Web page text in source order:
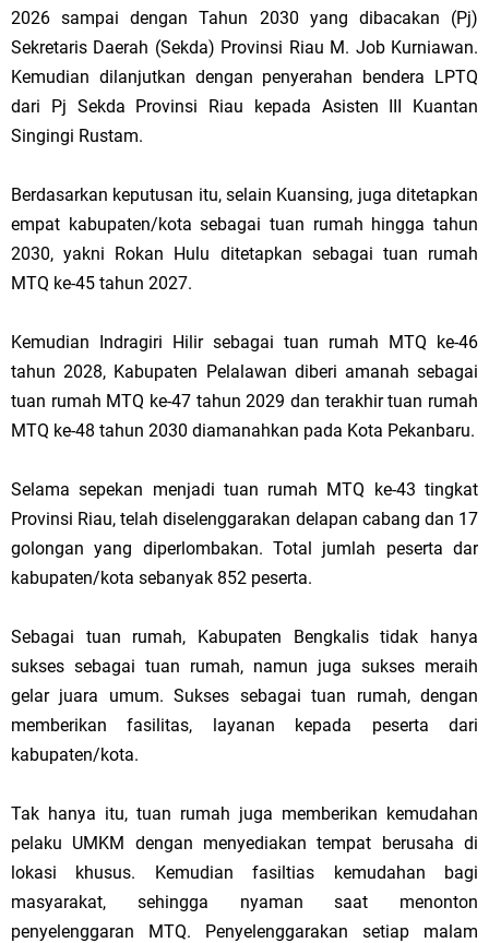
2026 sampai dengan Tahun 2030 yang dibacakan (Pj)
Sekretaris Daerah (Sekda) Provinsi Riau M. Job Kurniawan.
Kemudian dilanjutkan dengan penyerahan bendera LPTQ
dari Pj Sekda Provinsi Riau kepada Asisten III Kuantan
Singingi Rustam.
Berdasarkan keputusan itu, selain Kuansing, juga ditetapkan
empat kabupaten/kota sebagai tuan rumah hingga tahun
2030, yakni Rokan Hulu ditetapkan sebagai tuan rumah
MTQ ke-45 tahun 2027.
Kemudian Indragiri Hilir sebagai tuan rumah MTQ ke-46
tahun 2028, Kabupaten Pelalawan diberi amanah sebagai
tuan rumah MTQ ke-47 tahun 2029 dan terakhir tuan rumah
MTQ ke-48 tahun 2030 diamanahkan pada Kota Pekanbaru.
Selama sepekan menjadi tuan rumah MTQ ke-43 tingkat
Provinsi Riau, telah diselenggarakan delapan cabang dan 17
golongan yang diperlombakan. Total jumlah peserta dar
kabupaten/kota sebanyak 852 peserta.
Sebagai tuan rumah, Kabupaten Bengkalis tidak hanya
sukses sebagai tuan rumah, namun juga sukses meraih
gelar juara umum. Sukses sebagai tuan rumah, dengan
memberikan fasilitas, layanan kepada peserta dari
kabupaten/kota.
Tak hanya itu, tuan rumah juga memberikan kemudahan
pelaku UMKM dengan menyediakan tempat berusaha di
lokasi khusus. Kemudian fasiltias kemudahan bagi
masyarakat, sehingga nyaman saat menonton
penyelenggaran MTQ. Penyelenggarakan setiap malam